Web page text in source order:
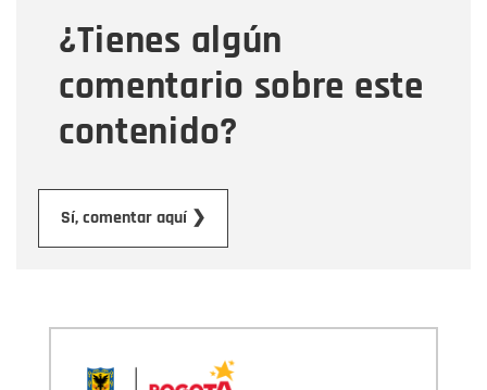
¿Tienes algún
comentario sobre este
contenido?
Sí, comentar aquí ❯
Mensaje